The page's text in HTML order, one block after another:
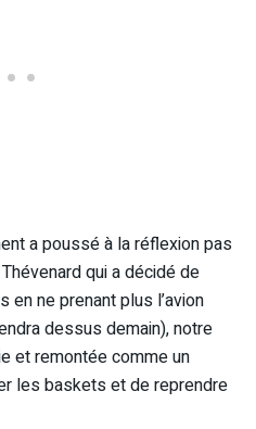
a poussé à la réflexion pas
qui a décidé de
ne prenant plus l’avion
dessus demain), notre
et remontée comme un
les baskets et de reprendre